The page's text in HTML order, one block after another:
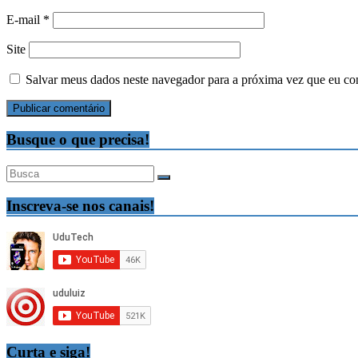
E-mail *
Site
Salvar meus dados neste navegador para a próxima vez que eu
Busque o que precisa!
Inscreva-se nos canais!
Curta e siga!